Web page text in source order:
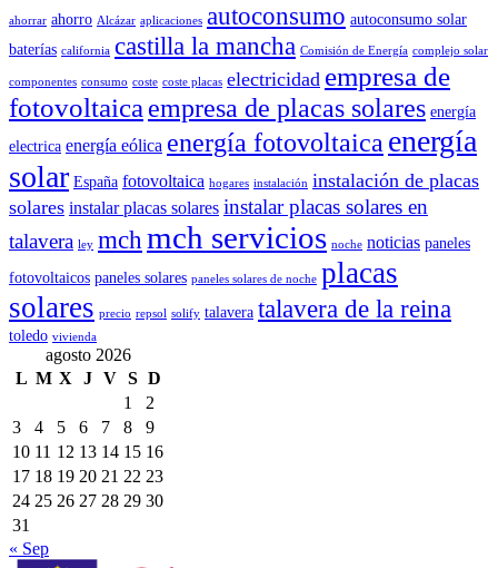
ahorrar ahorro Alcázar aplicaciones autoconsumo autoconsumo solar
baterías california castilla la mancha Comisión de Energía complejo solar
componentes consumo coste coste placas electricidad empresa de
fotovoltaica empresa de placas solares energía
electrica energía eólica energía fotovoltaica energía
solar España fotovoltaica hogares instalación instalación de placas
solares instalar placas solares instalar placas solares en
talavera ley mch mch servicios noche noticias paneles
fotovoltaicos paneles solares paneles solares de noche placas
solares precio repsol solify talavera talavera de la reina
toledo vivienda
agosto 2026
L M X J V S D
1
2
3
4 5 6 7 8
9
10 11 12 13 14 15 16
17 18 19 20 21 22 23
24 25 26 27 28 29 30
31
« Sep